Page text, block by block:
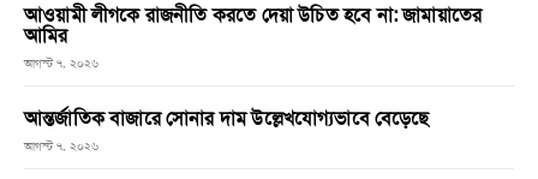
আওয়ামী লীগকে রাজনীতি করতে দেয়া উচিত হবে না: জামায়াতের
আমির
আগস্ট ৭, ২০২৬
আন্তর্জাতিক বাজারে সোনার দাম উল্লেখযোগ্যভাবে বেড়েছে
আগস্ট ৭, ২০২৬